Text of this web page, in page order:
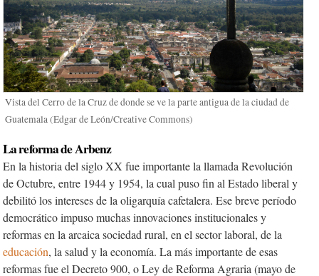
Vista del Cerro de la Cruz de donde se ve la parte antigua de la ciudad de
Guatemala (Edgar de León/Creative Commons)
La reforma de Arbenz
En la historia del siglo XX fue importante la llamada Revolución
de Octubre, entre 1944 y 1954, la cual puso fin al Estado liberal y
debilitó los intereses de la oligarquía cafetalera. Ese breve período
democrático impuso muchas innovaciones institucionales y
reformas en la arcaica sociedad rural, en el sector laboral, de la
educación, la salud y la economía. La más importante de esas
reformas fue el Decreto 900, o Ley de Reforma Agraria (mayo de